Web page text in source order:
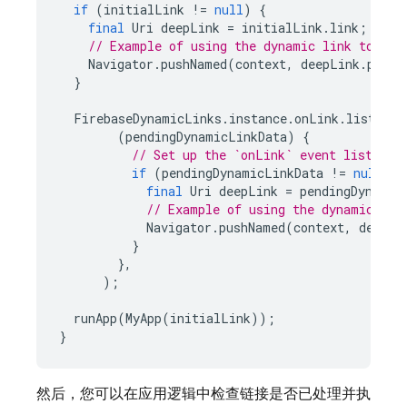
if (initialLink != null)
{
final Uri deepLink = initialLink . link ;
// Example of using the dynamic link to
Navigator .pushNamed(context, deepLink .path
}
FirebaseDynamicLinks . instance.onLink . listen
(pendingDynamicLinkData)
{
// Set up the `onLink` event listener
if (pendingDynamicLinkData != null
final Uri deepLink =
// Example of using the dynamic
Navigator .pushNamed(context,
}
},
);
runApp(MyApp(initialLink));
}
然后，您可以在应用逻辑中检查链接是否已处理并执